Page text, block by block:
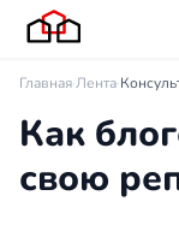
Главная·Лента·
Как
свою